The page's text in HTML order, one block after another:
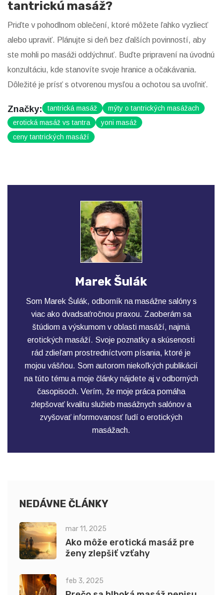
tantrickú masáž?
Priďte v pohodlnom oblečení, ktoré môžete ľahko vyzliecť
alebo upraviť. Plánujte si deň bez ďalších povinností, aby
ste mohli po masáži oddýchnuť. Buďte pripravení na úvodnú
konzultáciu, kde stanovíte svoje hranice a očakávania.
Dôležité je prísť s otvorenou mysľou a ochotou sa uvoľniť.
Značky: tantrická masáž
mýty o tantrických masážach
erotická masáž vs tantra
yoni masáž
ceny tantrických masáží
Marek Šulák
Som Marek Šulák, odborník na masážne salóny s
viac ako dvadsaťročnou praxou. Zaoberám sa
štúdiom a výskumom v oblasti masáží, najmä
erotických masáží. Svoje poznatky a skúsenosti
rád zdieľam prostredníctvom písania, ktoré je
mojou vášňou. Som autorom niekoľkých publikácií
na túto tému a moje články nájdete aj v odborných
časopisoch. Verím, že moje práca pomáha
zlepšovať kvalitu služieb masážnych salónov a
zvyšovať informovanosť ľudí o erotických
masážach.
NEDÁVNE ČLÁNKY
mar 11, 2025
Ako môže erotická masáž pre
ženy zlepšiť vzťahy
feb 3, 2025